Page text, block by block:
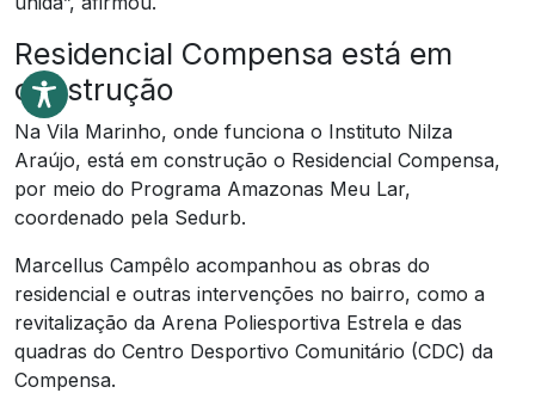
Residencial Compensa está em
construção
Na Vila Marinho, onde funciona o Instituto Nilza
Araújo, está em construção o Residencial Compensa,
por meio do Programa Amazonas Meu Lar,
coordenado pela Sedurb.
Marcellus Campêlo acompanhou as obras do
residencial e outras intervenções no bairro, como a
revitalização da Arena Poliesportiva Estrela e das
quadras do Centro Desportivo Comunitário (CDC) da
Compensa.